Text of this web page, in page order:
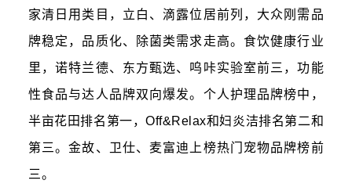
家清日用类目，立白、滴露位居前列，大众刚需品
牌稳定，品质化、除菌类需求走高。食饮健康行业
里，诺特兰德、东方甄选、呜咔实验室前三，功能
性食品与达人品牌双向爆发。个人护理品牌榜中，
半亩花田排名第一，Off&Relax和妇炎洁排名第二和
第三。金故、卫仕、麦富迪上榜热门宠物品牌榜前
三。